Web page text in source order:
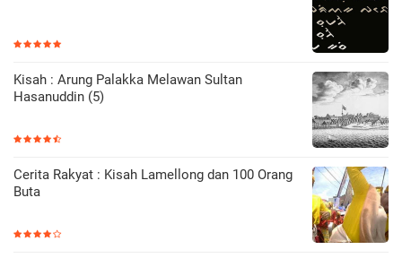
Kisah : Arung Palakka Melawan Sultan
Hasanuddin (5)
Cerita Rakyat : Kisah Lamellong dan 100 Orang
Buta